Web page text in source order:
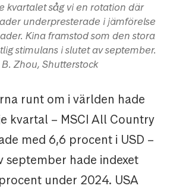
kvartalet såg vi en rotation där
underpresterade i jämförelse
Kina framstod som den stora
stimulans i slutet av september.
Zhou, Shutterstock
runt om i världen hade
kvartal – MSCI All Country
med 6,6 procent i USD –
september hade indexet
under 2024. USA